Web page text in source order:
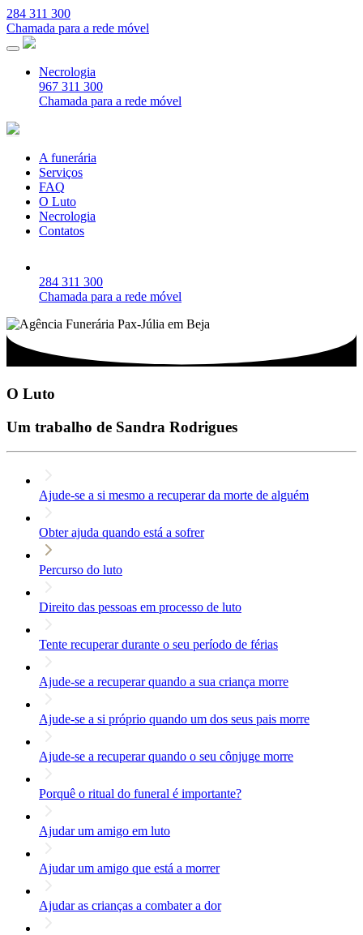
284 311 300
Chamada para a rede móvel
Necrologia
967 311 300
Chamada para a rede móvel
A funerária
Serviços
FAQ
O Luto
Necrologia
Contatos
284 311 300
Chamada para a rede móvel
O Luto
Um trabalho de Sandra Rodrigues
Ajude-se a si mesmo a recuperar da morte de alguém
Obter ajuda quando está a sofrer
Percurso do luto
Direito das pessoas em processo de luto
Tente recuperar durante o seu período de férias
Ajude-se a recuperar quando a sua criança morre
Ajude-se a si próprio quando um dos seus pais morre
Ajude-se a recuperar quando o seu cônjuge morre
Porquê o ritual do funeral é importante?
Ajudar um amigo em luto
Ajudar um amigo que está a morrer
Ajudar as crianças a combater a dor